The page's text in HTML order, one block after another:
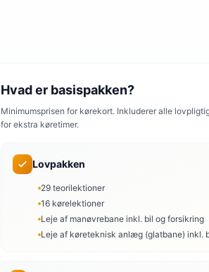
Hvad er basispakken?
Minimumsprisen for kørekort. Inkluderer alle
for ekstra køretimer.
Lovpakken
29 teorilektioner
16 kørelektioner
Leje af manøvrebane inkl. bil og forsikring
Leje af køreteknisk anlæg (glatbane) inkl.